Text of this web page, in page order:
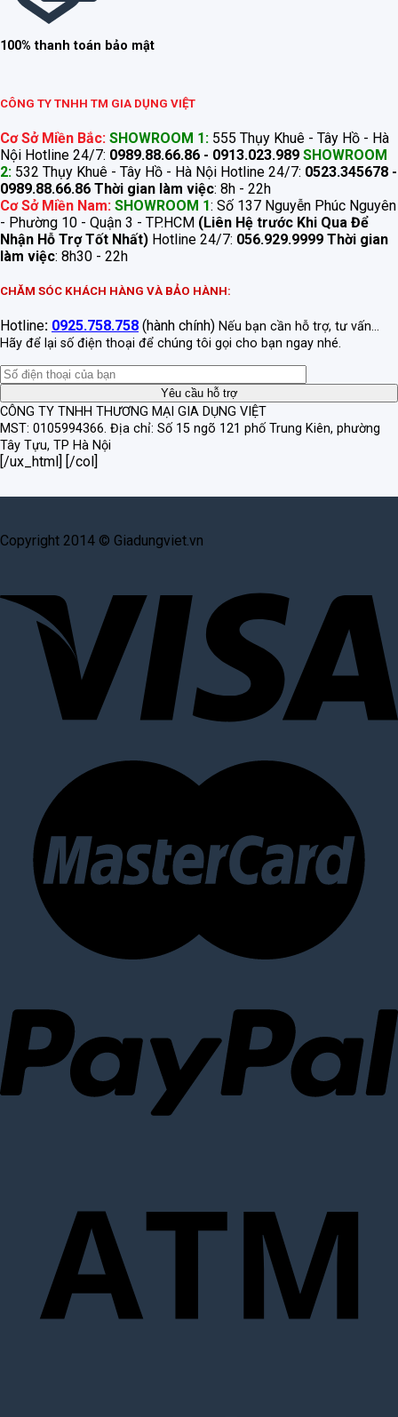
100% thanh toán bảo mật
CÔNG TY TNHH TM GIA DỤNG VIỆT
Cơ Sở Miền Bắc: SHOWROOM 1: 555 Thụy Khuê - Tây Hồ - Hà
Nội Hotline 24/7: 0989.88.66.86 - 0913.023.989 SHOWROOM
2: 532 Thụy Khuê - Tây Hồ - Hà Nội Hotline 24/7: 0523.345678 -
0989.88.66.86 Thời gian làm việc: 8h - 22h
Cơ Sở Miền Nam: SHOWROOM 1: Số 137 Nguyễn Phúc Nguyên
- Phường 10 - Quận 3 - TP.HCM (Liên Hệ trước Khi Qua Để
Nhận Hỗ Trợ Tốt Nhất) Hotline 24/7: 056.929.9999 Thời gian
làm việc: 8h30 - 22h
CHĂM SÓC KHÁCH HÀNG VÀ BẢO HÀNH:
Hotline: 0925.758.758 (hành chính) Nếu bạn cần hỗ trợ, tư vấn...
Hãy để lại số điện thoại để chúng tôi gọi cho bạn ngay nhé.
CÔNG TY TNHH THƯƠNG MẠI GIA DỤNG VIỆT
MST: 0105994366. Địa chỉ: Số 15 ngõ 121 phố Trung Kiên, phường
Tây Tựu, TP Hà Nội
[/ux_html] [/col]
Copyright 2014 © Giadungviet.vn